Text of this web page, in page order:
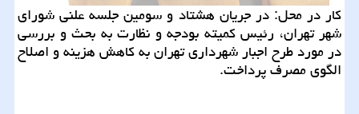
كار در محل: در جریان هشتاد و سومین جلسه علنی شورای
شهر تهران، رئیس كمیته بودجه و نظارت به بحث و بررسی
در مورد طرح اجبار شهرداری تهران به كاهش هزینه و اصلاح
الگوی مصرف پرداخت.